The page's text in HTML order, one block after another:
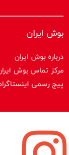
بوش ایران
درباره بوش ایران
مرکز تماس بوش
پیج رسمی